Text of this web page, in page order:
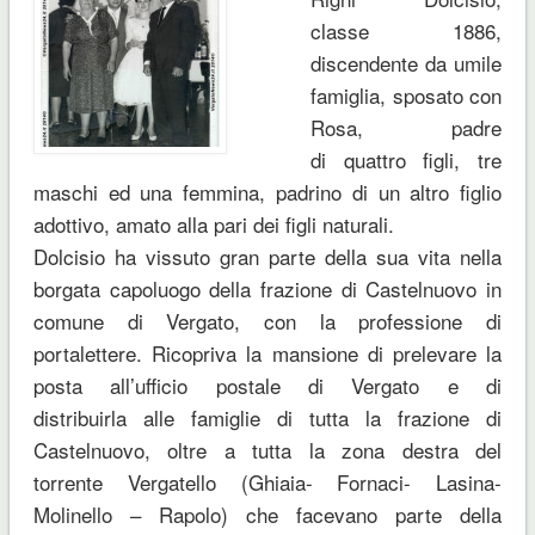
classe 1886,
discendente da umile
famiglia, sposato con
Rosa, padre
di quattro figli, tre
maschi ed una femmina, padrino di un altro figlio
adottivo, amato alla pari dei figli naturali.
Dolcisio ha vissuto gran parte della sua vita nella
borgata capoluogo della frazione di Castelnuovo in
comune di Vergato, con la professione di
portalettere. Ricopriva la mansione di prelevare la
posta all’ufficio postale di Vergato e di
distribuirla alle famiglie di tutta la frazione di
Castelnuovo, oltre a tutta la zona destra del
torrente Vergatello (Ghiaia- Fornaci- Lasina-
Molinello – Rapolo) che facevano parte della